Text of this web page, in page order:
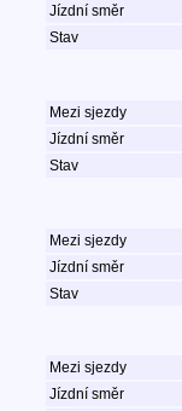
Jízdní směr
Stav
Mezi sjezdy
Jízdní směr
Stav
Mezi sjezdy
Jízdní směr
Stav
Mezi sjezdy
Jízdní směr